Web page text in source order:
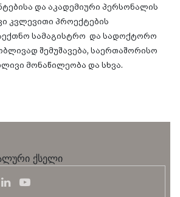
და აკადემიური პერსონალის
კვლევითი პროექტების
სამაგისტრო და სადოქტორო
შემუშავება, საერთაშორისო
მონაწილეობა და სხვა.
ქსელი